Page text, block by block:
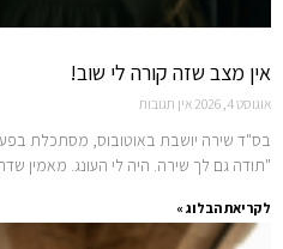
אין מצב שזה קורה לי שוב!
אוגוסט 4, 2026 אין תגובות
בס"ד שירה יושבת באוטובוס, מסתכלת
"תודה גם לך שירה. היה לי העונג. מאמין
לקריאת הבלוג »